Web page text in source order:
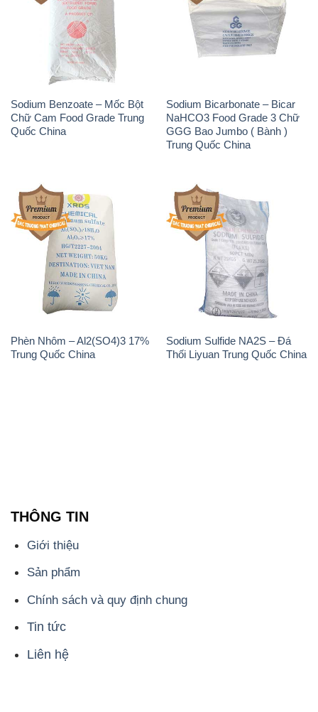
Sodium Benzoate – Mốc Bột
Chữ Cam Food Grade Trung
Quốc China
Sodium Bicarbonate – Bicar
NaHCO3 Food Grade 3 Chữ
GGG Bao Jumbo ( Bành )
Trung Quốc China
Phèn Nhôm – Al2(SO4)3 17%
Trung Quốc China
Sodium Sulfide NA2S – Đá
Thối Liyuan Trung Quốc China
THÔNG TIN
Giới thiệu
Sản phẩm
Chính sách và quy định chung
Tin tức
Liên hệ